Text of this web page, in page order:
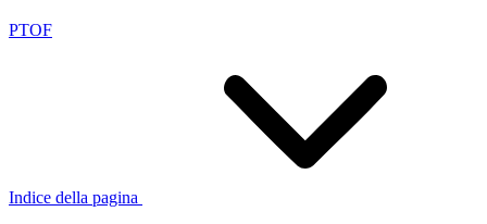
PTOF
Indice della pagina